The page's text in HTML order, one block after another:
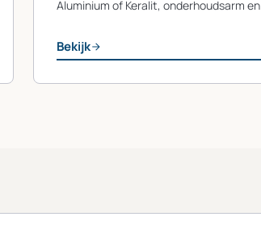
Aluminium of Keralit, onderhoudsarm
Bekijk